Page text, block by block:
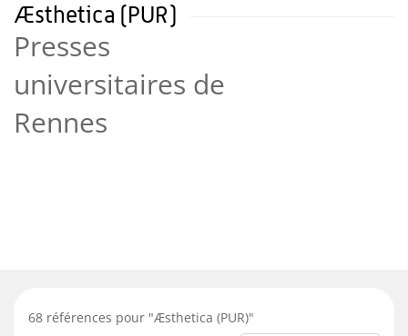
Æsthetica (PUR)
Presses
universitaires de
Rennes
68 références pour "Æsthetica (PUR)"